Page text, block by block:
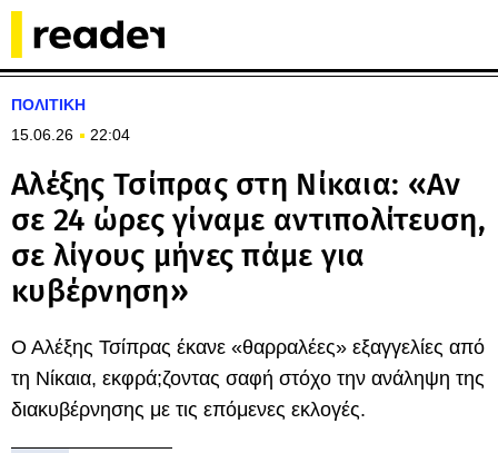
ΠΟΛΙΤΙΚΗ
15.06.26
22:04
Αλέξης Τσίπρας στη Νίκαια: «Αν
σε 24 ώρες γίναμε αντιπολίτευση,
σε λίγους μήνες πάμε για
κυβέρνηση»
Ο Αλέξης Τσίπρας έκανε «θαρραλέες» εξαγγελίες από
τη Νίκαια, εκφρά;ζοντας σαφή στόχο την ανάληψη της
διακυβέρνησης με τις επόμενες εκλογές.